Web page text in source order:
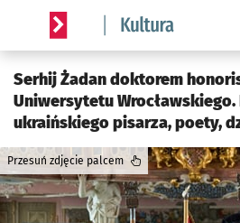
Serwis informacyjny wroclaw.pl
Serhij Żadan doktorem
Uniwersytetu
ukraińskiego pisarza, poety,
Przesuń zdjęcie palcem